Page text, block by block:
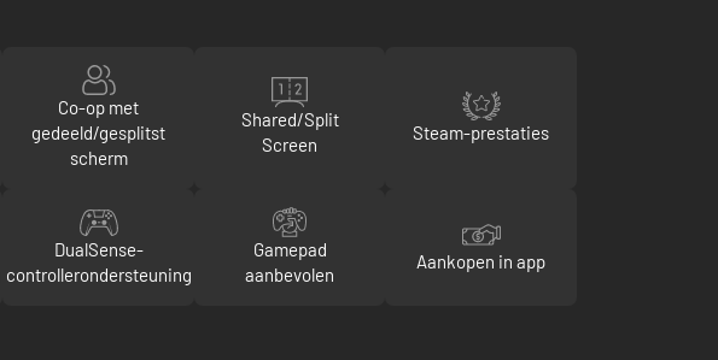
Co-op met
gedeeld/gesplitst
scherm
Shared/Split
Screen
Steam-prestaties
DualSense-
controllerondersteuning
Gamepad
aanbevolen
Aankopen in app